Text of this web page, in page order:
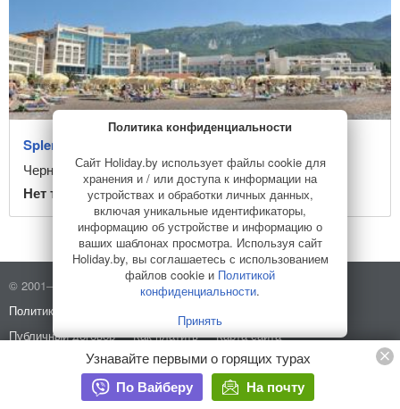
Бечичи и Рафаиловичи
Не показывать отели без туров
Инфраструктура
Близко к пляжу
Собственный пляж
Песчаный пляж
Галечный пляж
Для детей
С аквапарком
С бассейном
Для молодежи
Звёздность отеля
Splendid Conference & SPA Resort 5*
Черногория, Бечичи и Рафаиловичи
Нет туров в этот отель
© 2001–2026 Holiday.by
Правила использования сайта
Политика конфиденциальности
Публичный договор
Как платить
Карта сайта
Разработано вHELLO WORLD
Стоковые изображения отDepositphotos
Узнавайте первыми о горящих турах
По Вайберу На почту
Политика конфиденциальности
Сайт Holiday.by использует файлы cookie для
хранения и / или доступа к информации на
устройствах и обработки личных данных,
включая уникальные идентификаторы,
информацию об устройстве и информацию о
ваших шаблонах просмотра. Используя сайт
Holiday.by, вы соглашаетесь с использованием
файлов cookie и Политикой
конфиденциальности.
Принять